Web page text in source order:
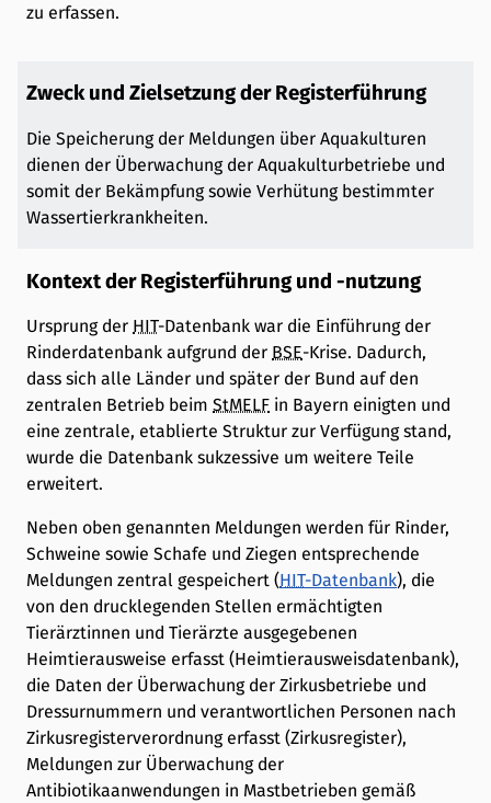
zu erfassen.
Zweck und Zielsetzung der Registerführung
Die Speicherung der Meldungen über Aquakulturen
dienen der Überwachung der Aquakulturbetriebe und
somit der Bekämpfung sowie Verhütung bestimmter
Wassertierkrankheiten.
Kontext der Registerführung und -nutzung
Ursprung der HIT-Datenbank war die Einführung der
Rinderdatenbank aufgrund der BSE-Krise. Dadurch,
dass sich alle Länder und später der Bund auf den
zentralen Betrieb beim StMELF in Bayern einigten und
eine zentrale, etablierte Struktur zur Verfügung stand,
wurde die Datenbank sukzessive um weitere Teile
erweitert.
Neben oben genannten Meldungen werden für Rinder,
Schweine sowie Schafe und Ziegen entsprechende
Meldungen zentral gespeichert (HIT-Datenbank), die
von den drucklegenden Stellen ermächtigten
Tierärztinnen und Tierärzte ausgegebenen
Heimtierausweise erfasst (Heimtierausweisdatenbank),
die Daten der Überwachung der Zirkusbetriebe und
Dressurnummern und verantwortlichen Personen nach
Zirkusregisterverordnung erfasst (Zirkusregister),
Meldungen zur Überwachung der
Antibiotikaanwendungen in Mastbetrieben gemäß